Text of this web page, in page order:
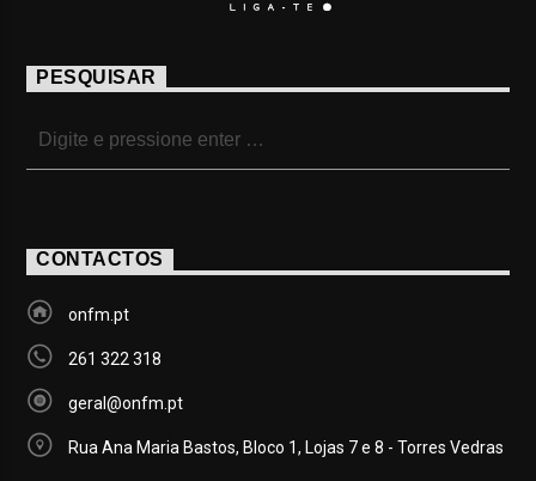
PESQUISAR
CONTACTOS
onfm.pt
261 322 318
geral@onfm.pt
Rua Ana Maria Bastos, Bloco 1, Lojas 7 e 8 - Torres Vedras